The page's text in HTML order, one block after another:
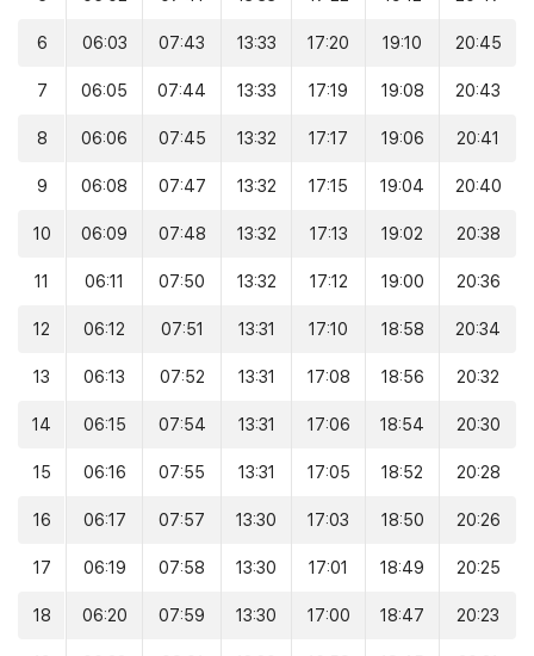
6 06:03 07:43 13:33 17:20 19:10 20:45
7 06:05 07:44 13:33 17:19 19:08 20:43
8 06:06 07:45 13:32 17:17 19:06 20:41
9 06:08 07:47 13:32 17:15 19:04 20:40
10 06:09 07:48 13:32 17:13 19:02 20:38
11 06:11 07:50 13:32 17:12 19:00 20:36
12 06:12 07:51 13:31 17:10 18:58 20:34
13 06:13 07:52 13:31 17:08 18:56 20:32
14 06:15 07:54 13:31 17:06 18:54 20:30
15 06:16 07:55 13:31 17:05 18:52 20:28
16 06:17 07:57 13:30 17:03 18:50 20:26
17 06:19 07:58 13:30 17:01 18:49 20:25
18 06:20 07:59 13:30 17:00 18:47 20:23